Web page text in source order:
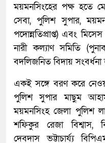
ময়মনসিংহের পক্ষ হতে
সেবা, পুলিশ সুপার,
পদোন্নতিপ্রাপ্ত) এবং
নারী কল্যাণ সমিতি
বদলিজনিত বিদায়
একই সঙ্গে বরণ করে
পুলিশ সুপার মাছুম
ময়মনসিংহ জেলা পুলিশ
শফিকুর রেজা বিশ্বাস,
দেবদাস ভট্টাচার্য্য